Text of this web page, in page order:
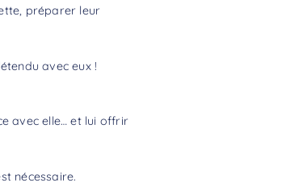
préparer leur
avec eux !
avec elle… et lui offrir
nécessaire.